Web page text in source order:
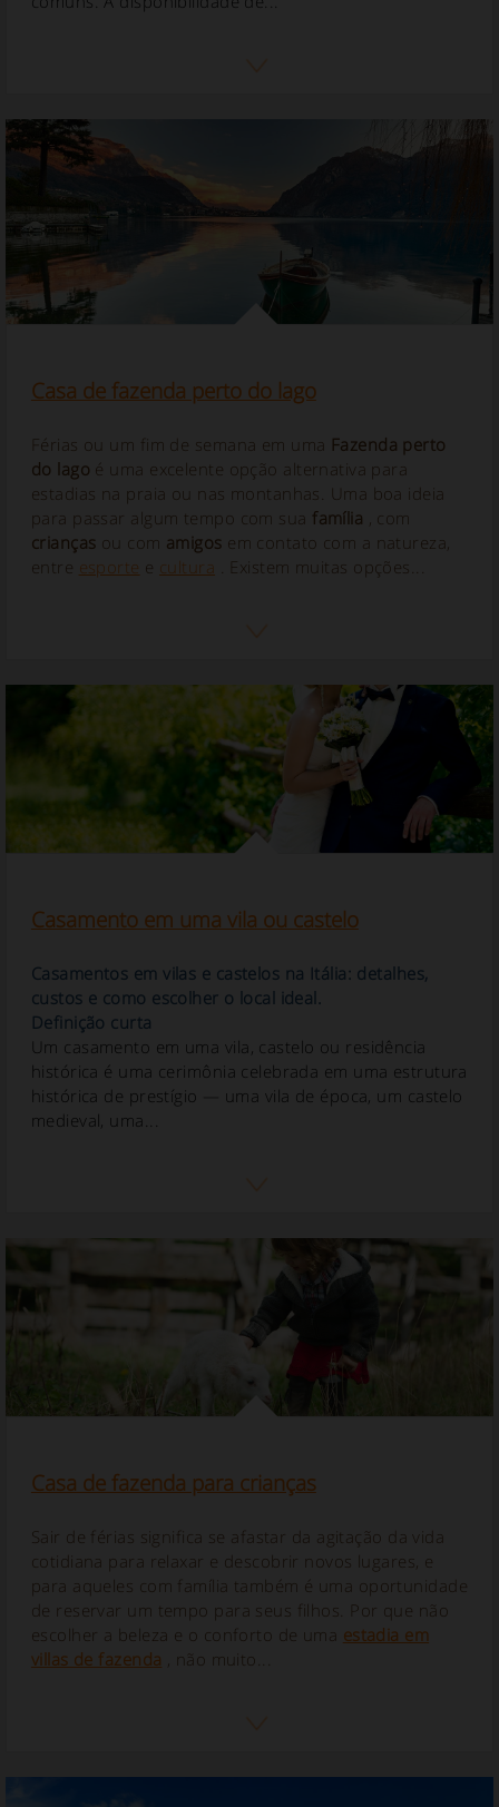
Casa de fazenda perto do lago
Férias ou um fim de semana em uma Fazenda perto
do lago é uma excelente opção alternativa para
estadias na praia ou nas montanhas. Uma boa ideia
para passar algum tempo com sua família , com
crianças ou com amigos em contato com a natureza,
entre esporte e cultura . Existem muitas opções...
Casamento em uma vila ou castelo
Casamentos em vilas e castelos na Itália: detalhes,
custos e como escolher o local ideal.
Definição curta
Um casamento em uma vila, castelo ou residência
histórica é uma cerimônia celebrada em uma estrutura
histórica de prestígio — uma vila de época, um castelo
medieval, uma...
Casa de fazenda para crianças
Sair de férias significa se afastar da agitação da vida
cotidiana para relaxar e descobrir novos lugares, e
para aqueles com família também é uma oportunidade
de reservar um tempo para seus filhos. Por que não
escolher a beleza e o conforto de uma estadia em
villas de fazenda , não muito...